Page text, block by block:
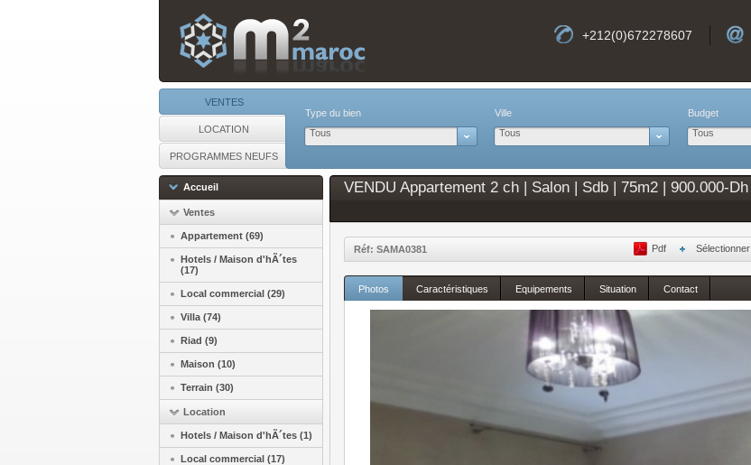
+212(0)672278607
VENTES
LOCATION
PROGRAMMES NEUFS
Type du bien
Tous
Ville
Tous
Budget
Tous
Accueil
Ventes
Appartement (69)
Hotels / Maison d'hÃ´tes
(17)
Local commercial (29)
Villa (74)
Riad (9)
Maison (10)
Terrain (30)
Location
Hotels / Maison d'hÃ´tes (1)
Local commercial (17)
VENDU Appartement 2 ch | Salon | Sdb | 75m2 | 900.000-Dh
Réf: SAMA0381 Pdf Sélectionner
Photos Caractéristiques Equipements Situation Contact